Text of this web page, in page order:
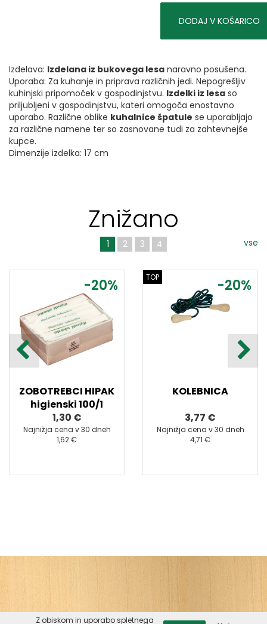
DODAJ V KOŠARICO
Izdelava: Izdelana iz bukovega lesa naravno posušena.
Uporaba: Za kuhanje in priprava različnih jedi. Nepogrešljiv
kuhinjski pripomoček v gospodinjstvu. Izdelki iz lesa so
priljubljeni v gospodinjstvu, kateri omogoča enostavno
uporabo. Različne oblike kuhalnice špatule se uporabljajo
za različne namene ter so zasnovane tudi za zahtevnejše
kupce.
Dimenzije izdelka: 17 cm
Znižano
vse
1 2 3 4
-20%
ZOBOTREBCI HIPAK
higienski 100/1
1,30 €
Najnižja cena v 30 dneh
1,62 €
-20%
TOP
KOLEBNICA
3,77 €
Najnižja cena v 30 dneh
4,71 €
Z obiskom in uporabo spletnega